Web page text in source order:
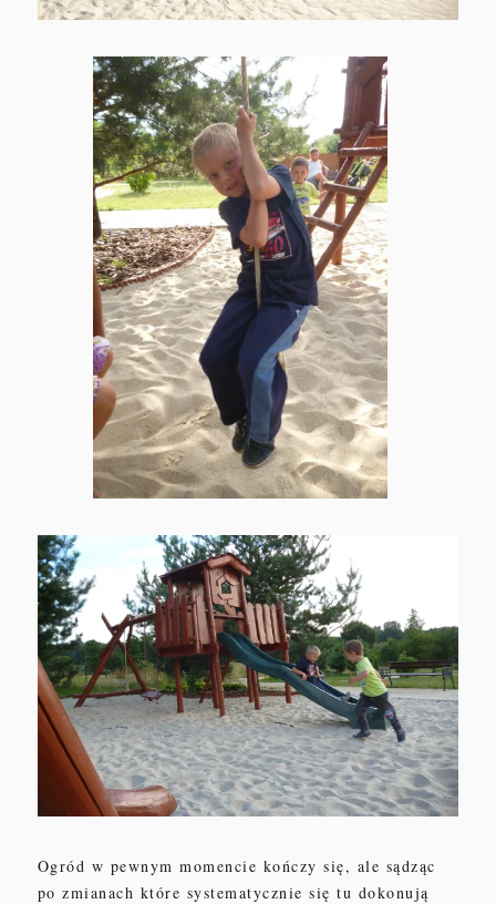
Ogród w pewnym momencie kończy się, ale sądząc
po zmianach które systematycznie się tu dokonują